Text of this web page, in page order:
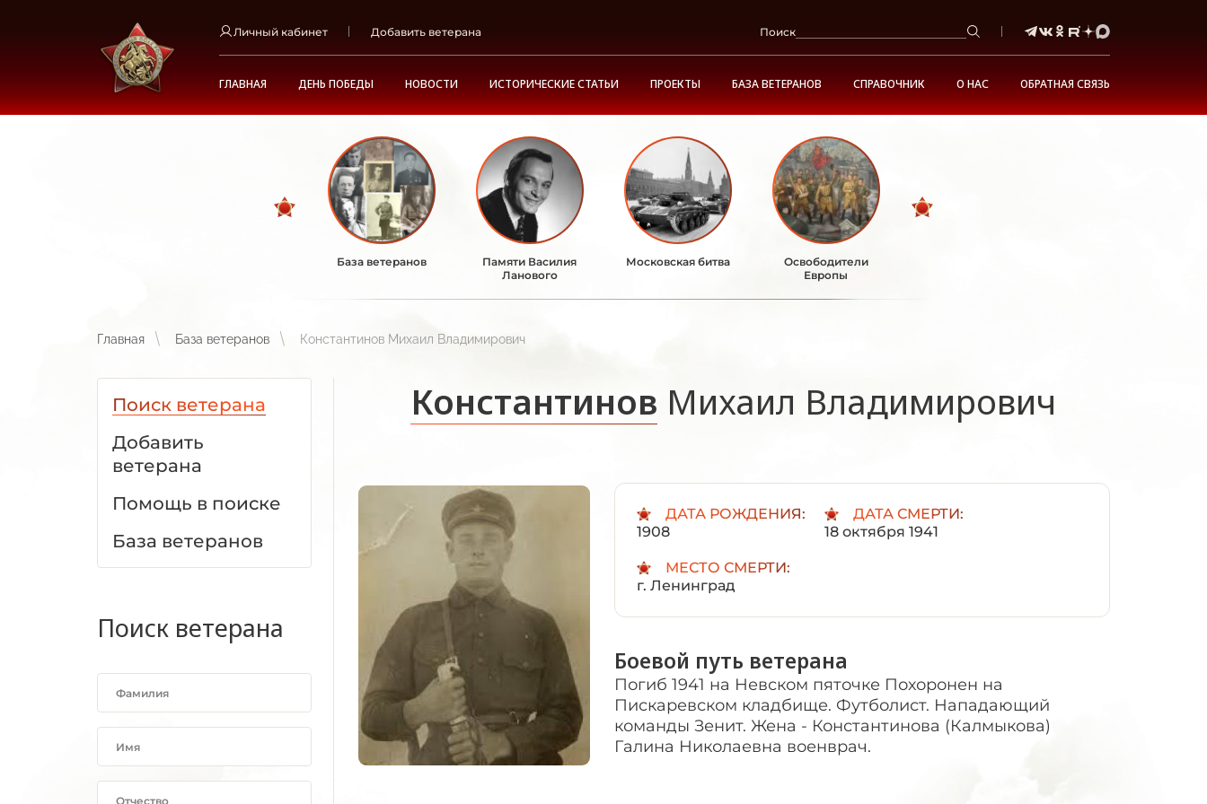
Личный кабинет Добавить ветерана Поиск
ГЛАВНАЯ ДЕНЬ ПОБЕДЫ НОВОСТИ ИСТОРИЧЕСКИЕ СТАТЬИ ПРОЕКТЫ БАЗА ВЕТЕРАНОВ СПРАВОЧНИК О НАС ОБРАТНАЯ СВЯЗЬ
База ветеранов
Памяти Василия
Ланового
Московская битва
Освободители
Европы
Главная База ветеранов Константинов Михаил Владимирович
Поиск ветерана
Добавить
ветерана
Помощь в поиске
База ветеранов
Поиск ветерана
Константинов Михаил Владимирович
ДАТА РОЖДЕНИЯ:
1908
ДАТА СМЕРТИ:
18 октября 1941
МЕСТО СМЕРТИ:
г. Ленинград
Боевой путь ветерана
Погиб 1941 на Невском пяточке Похоронен на
Пискаревском кладбище. Футболист. Нападающий
команды Зенит. Жена - Константинова (Калмыкова)
Галина Николаевна военврач.